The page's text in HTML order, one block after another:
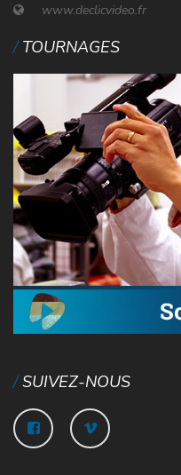
www.declicvideo.fr
TOURNAGES
SUIVEZ-NOUS